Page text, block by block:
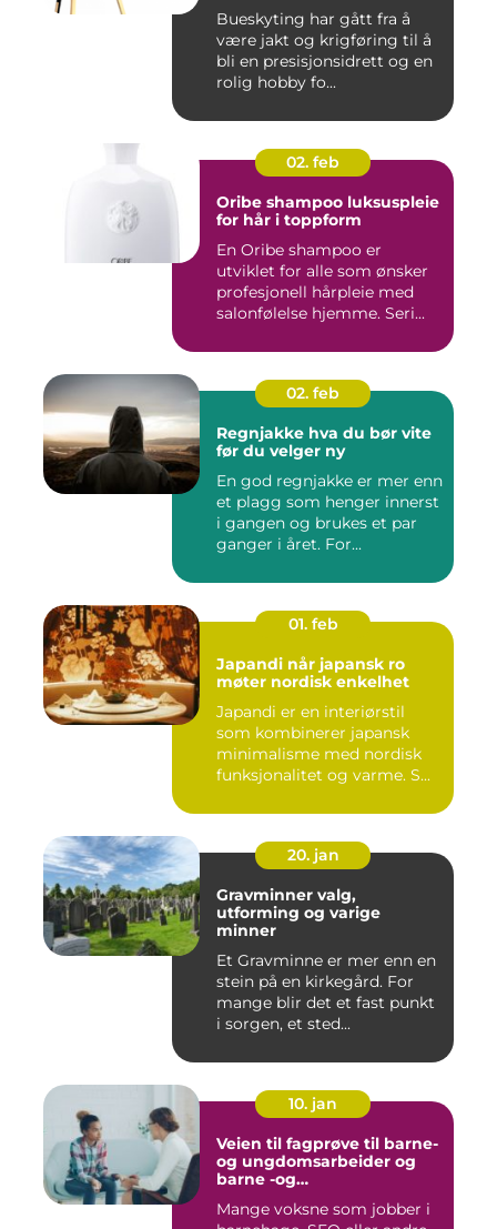
Bueskyting har gått fra å
være jakt og krigføring til å
bli en presisjonsidrett og en
rolig hobby fo...
02. feb
Oribe shampoo luksuspleie
for hår i toppform
En Oribe shampoo er
utviklet for alle som ønsker
profesjonell hårpleie med
salonfølelse hjemme. Seri...
02. feb
Regnjakke hva du bør vite
før du velger ny
En god regnjakke er mer enn
et plagg som henger innerst
i gangen og brukes et par
ganger i året. For...
01. feb
Japandi når japansk ro
møter nordisk enkelhet
Japandi er en interiørstil
som kombinerer japansk
minimalisme med nordisk
funksjonalitet og varme. S...
20. jan
Gravminner valg,
utforming og varige
minner
Et Gravminne er mer enn en
stein på en kirkegård. For
mange blir det et fast punkt
i sorgen, et sted...
10. jan
Veien til fagprøve til barne-
og ungdomsarbeider og
barne -og
Mange voksne som jobber i